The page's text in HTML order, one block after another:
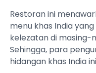
Restoran ini
menu khas India
kelezatan di masing-
Sehingga, para
hidangan khas India